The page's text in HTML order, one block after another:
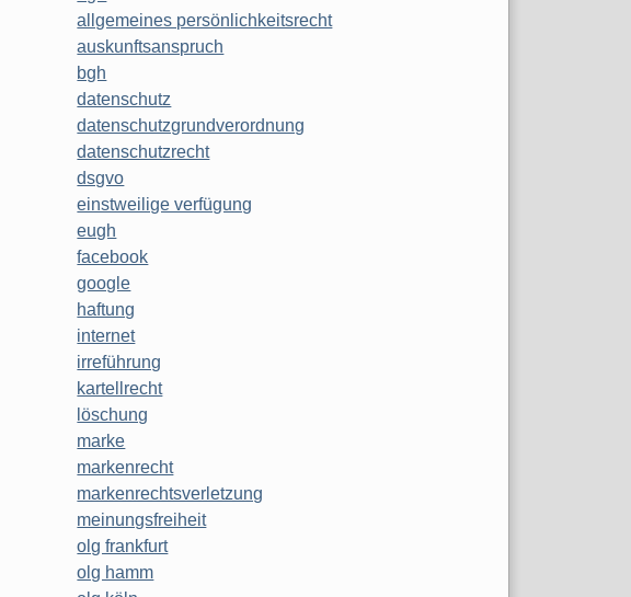
allgemeines persönlichkeitsrecht
auskunftsanspruch
bgh
datenschutz
datenschutzgrundverordnung
datenschutzrecht
dsgvo
einstweilige verfügung
eugh
facebook
google
haftung
internet
irreführung
kartellrecht
löschung
marke
markenrecht
markenrechtsverletzung
meinungsfreiheit
olg frankfurt
olg hamm